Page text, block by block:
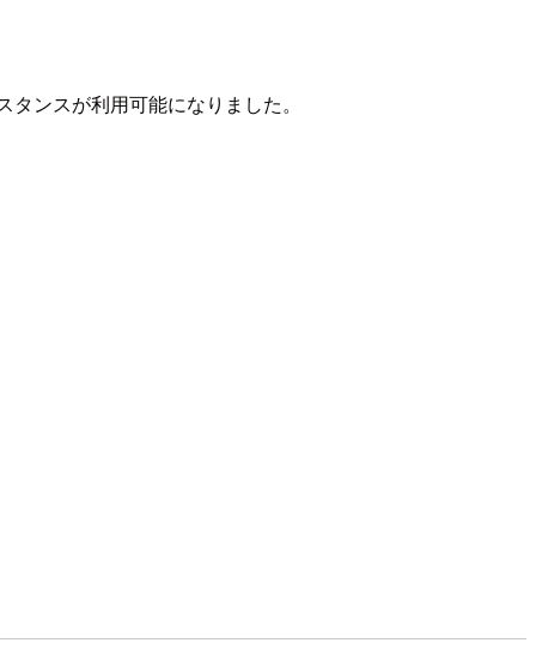
ンスが利用可能になりました。